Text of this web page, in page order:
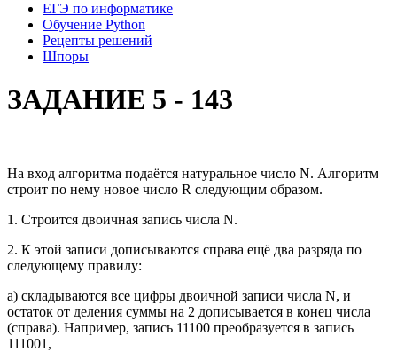
ЕГЭ по информатике
Обучение Python
Рецепты решений
Шпоры
ЗАДАНИЕ 5 - 143
На вход алгоритма подаётся натуральное число N. Алгоритм
строит по нему новое число R следующим образом.
1. Строится двоичная запись числа N.
2. К этой записи дописываются справа ещё два разряда по
следующему правилу:
а) складываются все цифры двоичной записи числа N, и
остаток от деления суммы на 2 дописывается в конец числа
(справа). Например, запись 11100 преобразуется в запись
111001,